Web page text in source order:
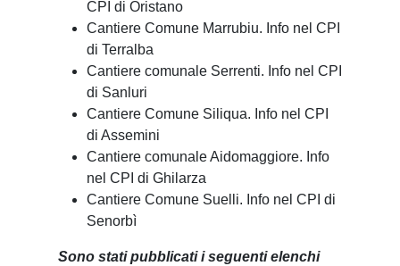
CPI di Oristano
Cantiere Comune Marrubiu. Info nel CPI
di Terralba
Cantiere comunale Serrenti. Info nel CPI
di Sanluri
Cantiere Comune Siliqua. Info nel CPI
di Assemini
Cantiere comunale Aidomaggiore. Info
nel CPI di Ghilarza
Cantiere Comune Suelli. Info nel CPI di
Senorbì
Sono stati pubblicati i seguenti elenchi